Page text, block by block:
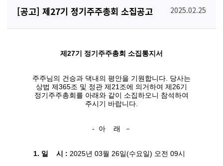
[공고] 제27기 정기주주총회 소집공고 2025.02.25
제 27기 정기주주총회 소집통지서
주주님의 건승과 댁내의 평안을 기원합니다 당사는
상법 제365조 및 정관 제21 조에 의거하여 제26기
정기주주총회를 아래와 같이 소집하오니 참석하여
주시기 바랍니다
- 아 래 －
1. 일 시 : 2025년 03월 26일(수요일) 오전 09시